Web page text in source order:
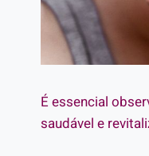
É essencial
saudável e